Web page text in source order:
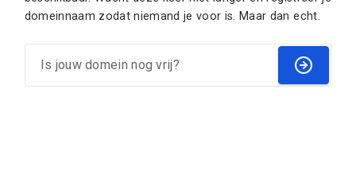
domeinnaam zodat niemand je voor is. Maar dan echt.